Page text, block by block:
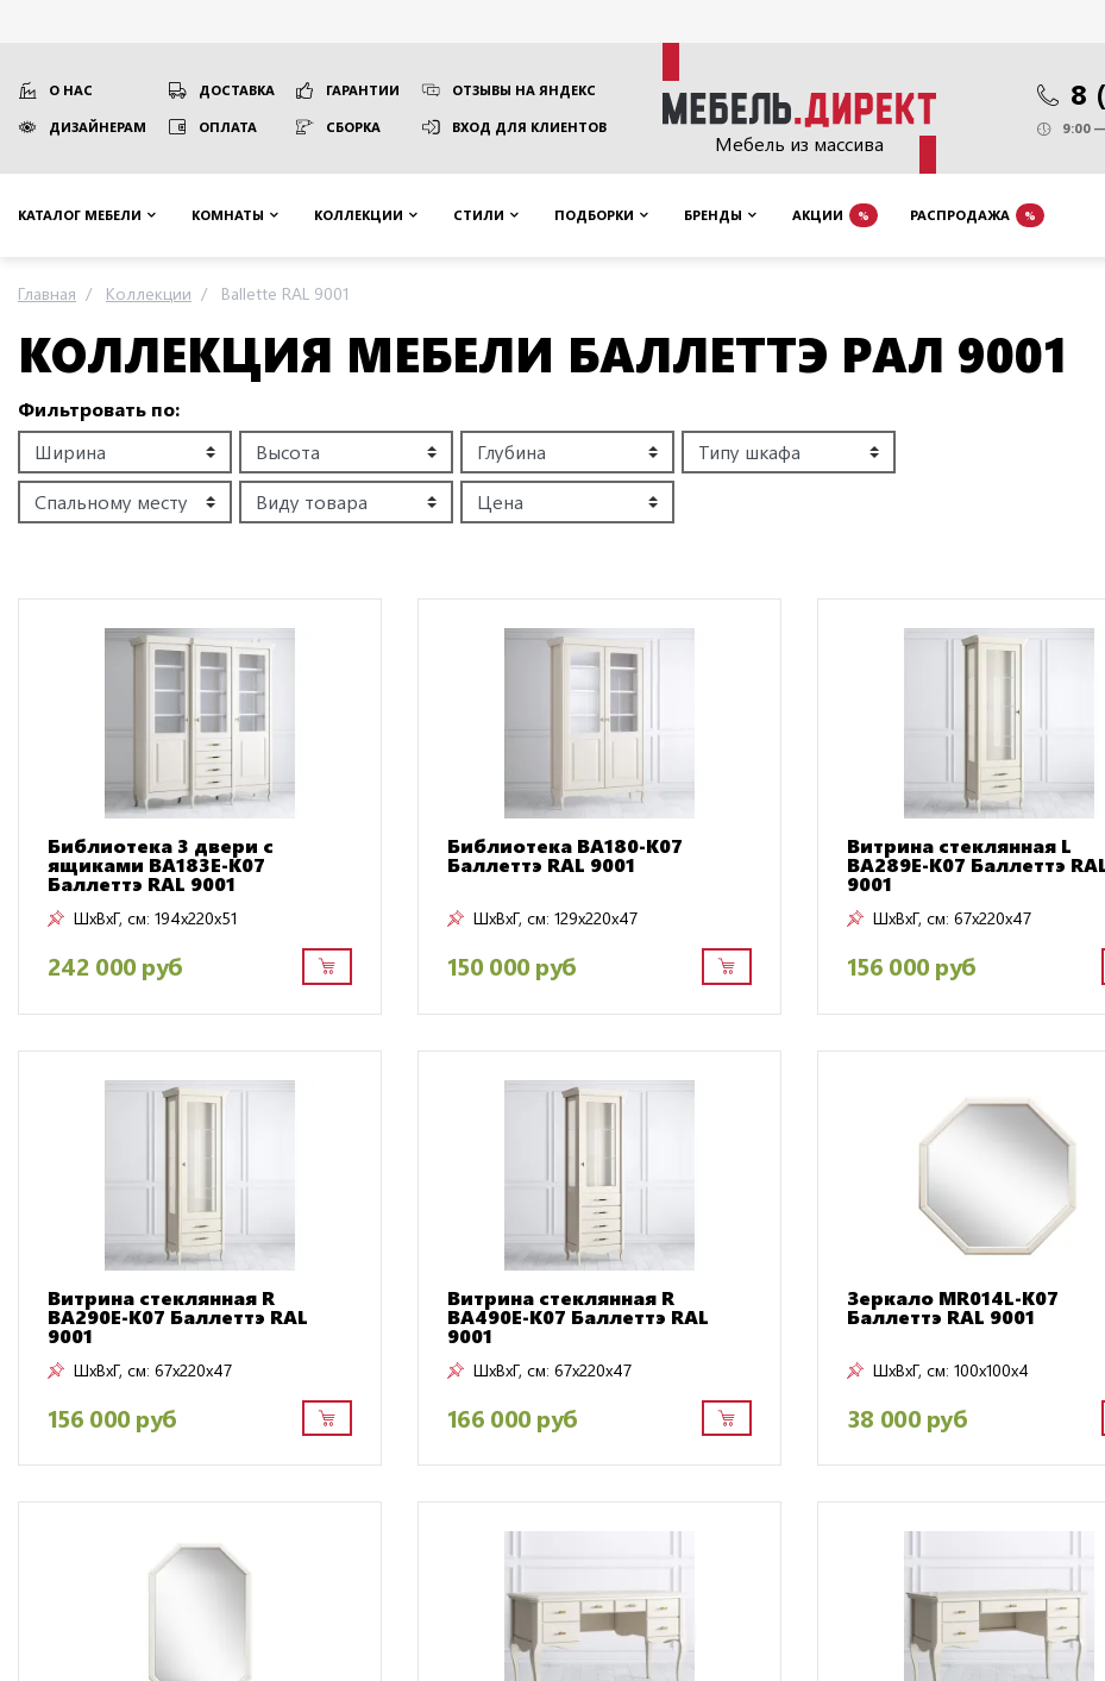
Мебель из массива
О НАС ДОСТАВКА ГАРАНТИИ ОТЗЫВЫ НА ЯНДЕКС
ДИЗАЙНЕРАМ ОПЛАТА СБОРКА ВХОД ДЛЯ КЛИЕНТОВ
8
9:00
КАТАЛОГ МЕБЕЛИ КОМНАТЫ КОЛЛЕКЦИИ СТИЛИ ПОДБОРКИ БРЕНДЫ АКЦИИ % РАСПРОДАЖА %
Главная Коллекции Ballette RAL 9001
КОЛЛЕКЦИЯ МЕБЕЛИ БАЛЛЕТТЭ РАЛ 9001
Фильтровать по:
Библиотека 3 двери с
ящиками BA183E-K07
Баллеттэ RAL 9001
ШxВxГ, см: 194x220x51
242 000 руб
Библиотека BA180-K07
Баллеттэ RAL 9001
ШxВxГ, см: 129x220x47
150 000 руб
Витрина стеклянная L
BA289E-K07 Баллеттэ
9001
ШxВxГ, см: 67x220x47
156 000 руб
Витрина стеклянная R
BA290E-K07 Баллеттэ RAL
9001
ШxВxГ, см: 67x220x47
156 000 руб
Витрина стеклянная R
BA490E-K07 Баллеттэ RAL
9001
ШxВxГ, см: 67x220x47
166 000 руб
Зеркало MR014L-K07
Баллеттэ RAL 9001
ШxВxГ, см: 100x100x4
38 000 руб